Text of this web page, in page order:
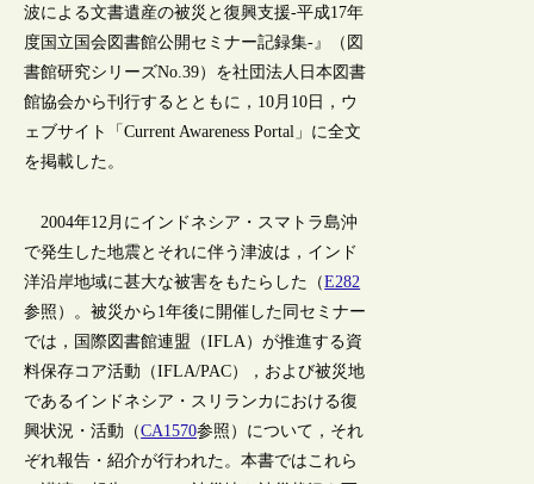
波による文書遺産の被災と復興支援‐平成17年
度国立国会図書館公開セミナー記録集‐』（図
書館研究シリーズNo.39）を社団法人日本図書
館協会から刊行するとともに，10月10日，ウ
ェブサイト「Current Awareness Portal」に全文
を掲載した。
2004年12月にインドネシア・スマトラ島沖
で発生した地震とそれに伴う津波は，インド
洋沿岸地域に甚大な被害をもたらした（E282
参照）。被災から1年後に開催した同セミナー
では，国際図書館連盟（IFLA）が推進する資
料保存コア活動（IFLA/PAC），および被災地
であるインドネシア・スリランカにおける復
興状況・活動（CA1570参照）について，それ
ぞれ報告・紹介が行われた。本書ではこれら